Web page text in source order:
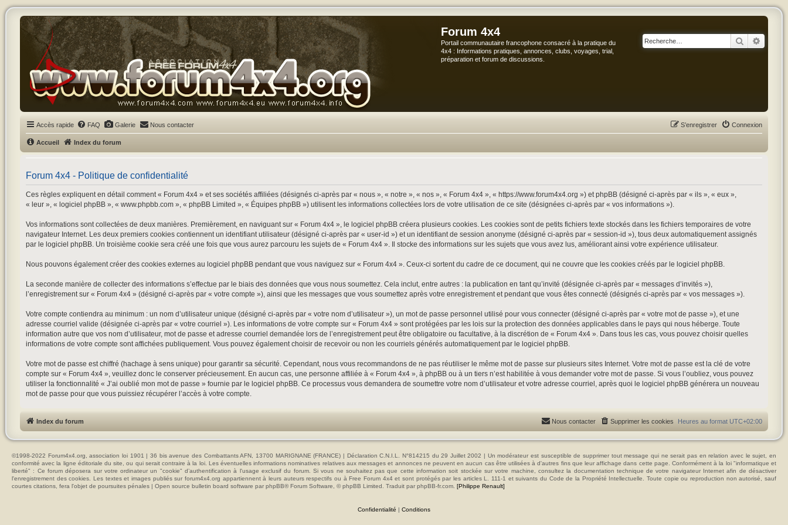
Forum 4x4
Portail communautaire francophone consacré à la pratique du
4x4 : Informations pratiques, annonces, clubs, voyages, trial,
préparation et forum de discussions.
Rechercher
Accès rapide FAQ Galerie Nous contacter Connexion
S’enregistrer
Accueil Index du forum
Forum 4x4 - Politique de confidentialité
Ces règles expliquent en détail comment « Forum 4x4 » et ses sociétés affiliées (désignés ci-après par « nous », « notre », « nos », « Forum 4x4 », « https://www.forum4x4.org ») et phpBB (désigné ci-après par « ils », « eux »,
« leur », « logiciel phpBB », « www.phpbb.com », « phpBB Limited », « Équipes phpBB ») utilisent les informations collectées lors de votre utilisation de ce site (désignées ci-après par « vos informations »).
Vos informations sont collectées de deux manières. Premièrement, en naviguant sur « Forum 4x4 », le logiciel phpBB créera plusieurs cookies. Les cookies sont de petits fichiers texte stockés dans les fichiers temporaires de votre
navigateur Internet. Les deux premiers cookies contiennent un identifiant utilisateur (désigné ci-après par « user-id ») et un identifiant de session anonyme (désigné ci-après par « session-id »), tous deux automatiquement assignés
par le logiciel phpBB. Un troisième cookie sera créé une fois que vous aurez parcouru les sujets de « Forum 4x4 ». Il stocke des informations sur les sujets que vous avez lus, améliorant ainsi votre expérience utilisateur.
Nous pouvons également créer des cookies externes au logiciel phpBB pendant que vous naviguez sur « Forum 4x4 ». Ceux-ci sortent du cadre de ce document, qui ne couvre que les cookies créés par le logiciel phpBB.
La seconde manière de collecter des informations s’effectue par le biais des données que vous nous soumettez. Cela inclut, entre autres : la publication en tant qu’invité (désignée ci-après par « messages d’invités »),
l’enregistrement sur « Forum 4x4 » (désigné ci-après par « votre compte »), ainsi que les messages que vous soumettez après votre enregistrement et pendant que vous êtes connecté (désignés ci-après par « vos messages »).
Votre compte contiendra au minimum : un nom d’utilisateur unique (désigné ci-après par « votre nom d’utilisateur »), un mot de passe personnel utilisé pour vous connecter (désigné ci-après par « votre mot de passe »), et une
adresse courriel valide (désignée ci-après par « votre courriel »). Les informations de votre compte sur « Forum 4x4 » sont protégées par les lois sur la protection des données applicables dans le pays qui nous héberge. Toute
information autre que vos nom d’utilisateur, mot de passe et adresse courriel demandée lors de l’enregistrement peut être obligatoire ou facultative, à la discrétion de « Forum 4x4 ». Dans tous les cas, vous pouvez choisir quelles
informations de votre compte sont affichées publiquement. Vous pouvez également choisir de recevoir ou non les courriels générés automatiquement par le logiciel phpBB.
Votre mot de passe est chiffré (hachage à sens unique) pour garantir sa sécurité. Cependant, nous vous recommandons de ne pas réutiliser le même mot de passe sur plusieurs sites Internet. Votre mot de passe est la clé de votre
compte sur « Forum 4x4 », veuillez donc le conserver précieusement. En aucun cas, une personne affiliée à « Forum 4x4 », à phpBB ou à un tiers n’est habilitée à vous demander votre mot de passe. Si vous l’oubliez, vous pouvez
utiliser la fonctionnalité « J’ai oublié mon mot de passe » fournie par le logiciel phpBB. Ce processus vous demandera de soumettre votre nom d’utilisateur et votre adresse courriel, après quoi le logiciel phpBB générera un nouveau
mot de passe pour que vous puissiez récupérer l’accès à votre compte.
Index du forum Heures au formatUTC+02:00
Supprimer les cookies
Nous contacter
©1998-2022 Forum4x4.org, association loi 1901 | 36 bis avenue des Combattants AFN, 13700 MARIGNANE (FRANCE) | Déclaration C.N.I.L. N°814215 du 29 Juillet 2002 | Un modérateur est susceptible de supprimer tout message qui ne serait pas en relation avec le sujet, en
conformité avec la ligne éditoriale du site, ou qui serait contraire à la loi. Les éventuelles informations nominatives relatives aux messages et annonces ne peuvent en aucun cas être utilisées à d'autres fins que leur affichage dans cette page. Conformément à la loi "informatique et
liberté" : Ce forum déposera sur votre ordinateur un "cookie" d’authentification à l'usage exclusif du forum. Si vous ne souhaitez pas que cette information soit stockée sur votre machine, consultez la documentation technique de votre navigateur Internet afin de désactiver
l'enregistrement des cookies. Les textes et images publiés sur forum4x4.org appartiennent à leurs auteurs respectifs ou à Free Forum 4x4 et sont protégés par les articles L. 111-1 et suivants du Code de la Propriété Intellectuelle. Toute copie ou reproduction non autorisé, sauf
courtes citations, fera l'objet de poursuites pénales | Open source bulletin board software par phpBB® Forum Software, © phpBB Limited. Traduit par phpBB-fr.com. [Philippe Renault]
Confidentialité | Conditions